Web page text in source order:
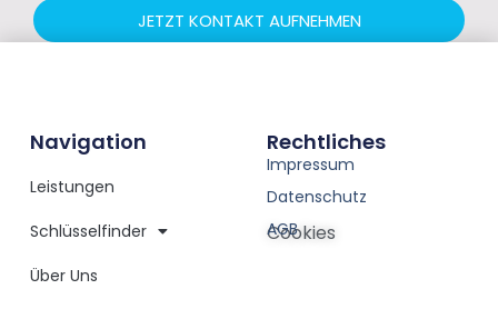
JETZT KONTAKT AUFNEHMEN
Navigation
Leistungen
Schlüsselfinder
Über Uns
Rechtliches
Impressum
Datenschutz
AGB
Cookies